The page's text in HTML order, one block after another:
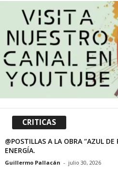
CRITICAS
@POSTILLAS A LA OBRA “AZUL
ENERGÍA.
Guillermo Pallacán - julio 30, 2026